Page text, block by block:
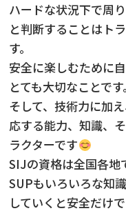
ハードな状況下で周
と判断することはト
す。
安全に楽しむために
とても大切なことです。
そして、技術力に加
応する能力、知識、
ラクターです
SIJの資格は全国各地
SUPもいろいろな知
していくと安全だけ